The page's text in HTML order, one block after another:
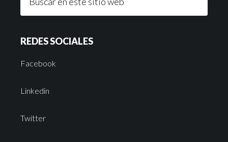
REDES SOCIALES
Facebook
Linkedin
Twitter